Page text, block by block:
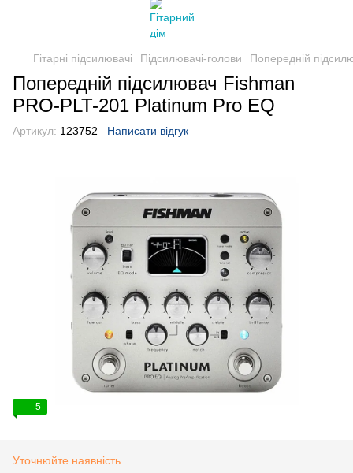
Гітарні підсилювачі Підсилювачі-голови Попередній
Попередній підсилювач Fishman
PRO-PLT-201 Platinum Pro EQ
Артикул: 123752 Написати відгук
5
Уточнюйте наявність